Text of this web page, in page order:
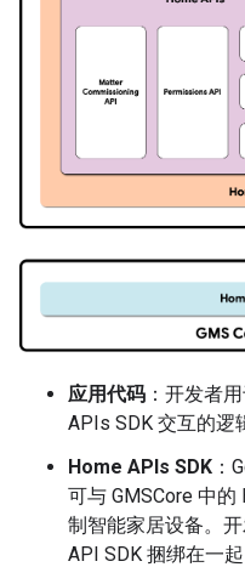
应用代码 ：开发者
APIs SDK 交互的逻
Home APIs SDK ：
可与 GMSCore 中
制智能家居设备。
API SDK 捆绑在一